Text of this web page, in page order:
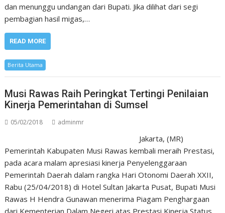
dan menunggu undangan dari Bupati. Jika dilihat dari segi
pembagian hasil migas,…
READ MORE
Berita Utama
Musi Rawas Raih Peringkat Tertingi Penilaian
Kinerja Pemerintahan di Sumsel
05/02/2018 adminmr
Jakarta, (MR)
Pemerintah Kabupaten Musi Rawas kembali meraih Prestasi,
pada acara malam apresiasi kinerja Penyelenggaraan
Pemerintah Daerah dalam rangka Hari Otonomi Daerah XXII,
Rabu (25/04/2018) di Hotel Sultan Jakarta Pusat, Bupati Musi
Rawas H Hendra Gunawan menerima Piagam Penghargaan
dari Kementerian Dalam Negeri atas Prestasi Kinerja Status